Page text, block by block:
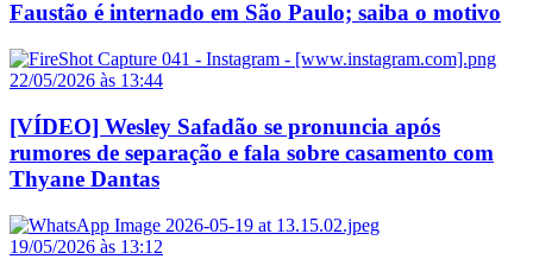
Faustão é internado em São Paulo; saiba o motivo
22/05/2026 às 13:44
[VÍDEO] Wesley Safadão se pronuncia após
rumores de separação e fala sobre casamento com
Thyane Dantas
19/05/2026 às 13:12